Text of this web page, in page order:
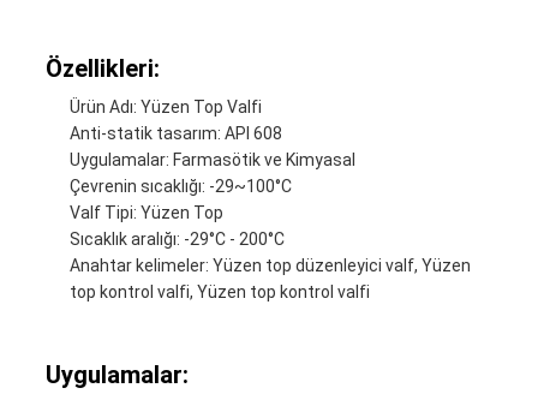
Özellikleri:
Ürün Adı: Yüzen Top Valfi
Anti-statik tasarım: API 608
Uygulamalar: Farmasötik ve Kimyasal
Çevrenin sıcaklığı: -29~100°C
Valf Tipi: Yüzen Top
Sıcaklık aralığı: -29°C - 200°C
Anahtar kelimeler: Yüzen top düzenleyici valf, Yüzen
top kontrol valfi, Yüzen top kontrol valfi
Uygulamalar: